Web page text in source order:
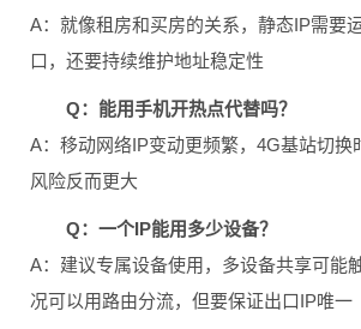
A：就像租房和买房的关系，静态IP需要
口，还要持续维护地址稳定性
Q：能用手机开热点代替吗？
A：移动网络IP变动更频繁，4G基站切换
风险反而更大
Q：一个IP能用多少设备？
A：建议专属设备使用，多设备共享可能
况可以用路由分流，但要保证出口IP唯一